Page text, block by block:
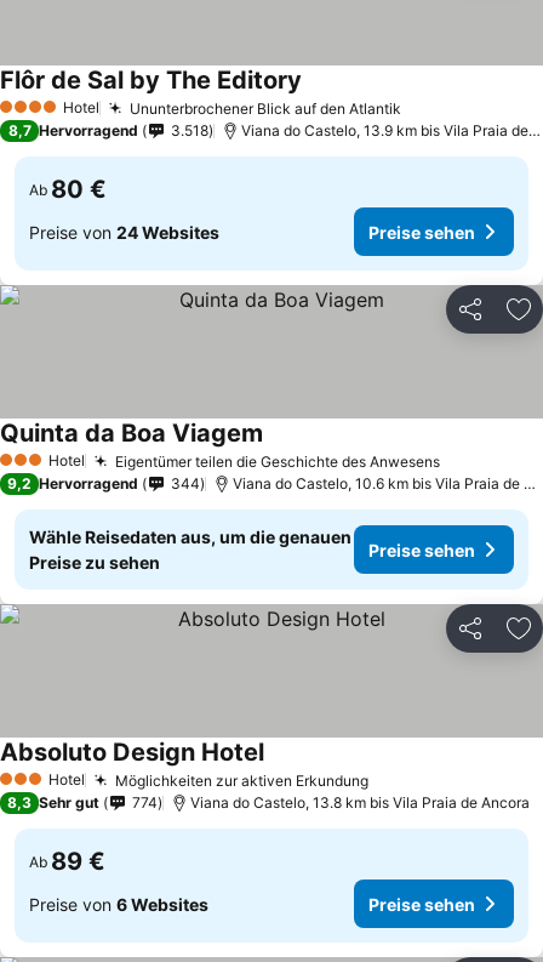
4 Sterne Hotel Ununterbrochener Blick auf den Atlantik
Flôr de Sal by The Editory
8,7 Hervorragend 3.518 Viana do Castelo, 13.9 km bis Vila Praia de Ancora
Ab 80 €
Preise von 24 Websites Preise sehen
Teilen
3 SterneHotel Eigentümer teilen die Geschichte des Anwesens
Quinta da Boa Viagem
9,2 Hervorragend 344 Viana do Castelo, 10.6 km bis Vila Praia de Ancora
Wähle Reisedaten aus, um die genauen
Preise zu sehen
Preise sehen
Teilen
3 SterneHotel Möglichkeiten zur aktiven Erkundung
Absoluto Design Hotel
8,3 Sehr gut 774 Viana do Castelo, 13.8 km bis Vila Praia de Ancora
Ab 89 €
Preise von 6 Websites Preise sehen